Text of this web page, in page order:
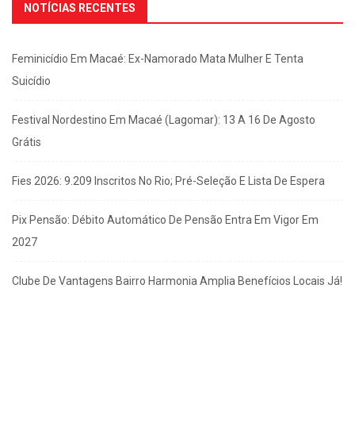
NOTÍCIAS RECENTES
Feminicídio Em Macaé: Ex-Namorado Mata Mulher E Tenta
Suicídio
Festival Nordestino Em Macaé (Lagomar): 13 A 16 De Agosto
Grátis
Fies 2026: 9.209 Inscritos No Rio; Pré-Seleção E Lista De Espera
Pix Pensão: Débito Automático De Pensão Entra Em Vigor Em
2027
Clube De Vantagens Bairro Harmonia Amplia Benefícios Locais Já!